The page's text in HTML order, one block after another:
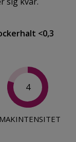
<0,3
4